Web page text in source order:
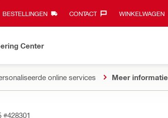
BESTELLINGEN CONTACT‎ WINKELWAGEN
Center
online services Meer informatie
#428301